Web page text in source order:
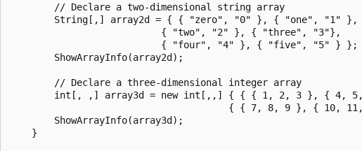
        // Declare a two-dimensional string array
        String[,] array2d = { { "zero", "0" }, { "one", "1" },
                           { "two", "2" }, { "three", "3"},
                           { "four", "4" }, { "five", "5" } };
        ShowArrayInfo(array2d);
        // Declare a three-dimensional integer array
int[, ,] array3d = new int[,,] { { { 1, 2, 3 }, { 4,
{ { 7, 8, 9 }, { 10,
        ShowArrayInfo(array3d);
    }